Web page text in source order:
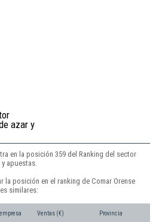
azar y
en la posición 359 del Ranking del sector
apuestas.
la posición en el ranking de Comar Orense
similares:
Ventas (€) Provincia